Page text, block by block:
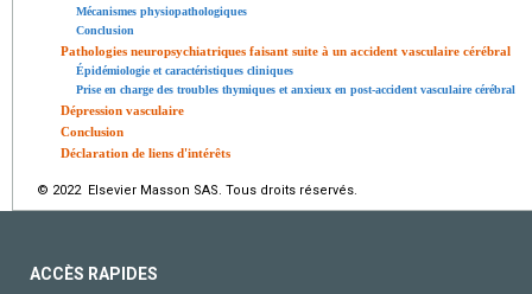
Mécanismes physiopathologiques
Conclusion
Pathologies neuropsychiatriques faisant suite à un accident vasculaire cérébral
Épidémiologie et caractéristiques cliniques
Prise en charge des troubles thymiques et anxieux en post-accident vasculaire cérébral
Dépression vasculaire
Conclusion
Déclaration de liens d'intérêts
© 2022 Elsevier Masson SAS. Tous droits réservés.
ACCÈS RAPIDES